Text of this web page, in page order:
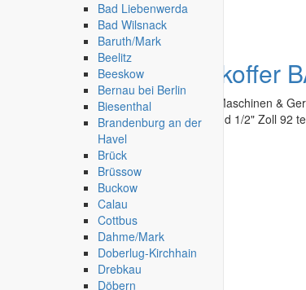
Bad Liebenwerda
Bad Wilsnack
Baruth/Mark
Beelitz
Beeskow
Bernau bei Berlin
Biesenthal
Brandenburg an der
Havel
Brück
Brüssow
Buckow
Calau
Cottbus
Dahme/Mark
Doberlug-Kirchhain
Drebkau
Döbern
20.07.2023
AngebotWerkzeugkoffer
Second Hand - Flohmarkt»
Werkzeug, Maschinen &
Verkaufe BAHCO Werkzeugkoffer 1/4" und 1/2" Zoll 92
20.07.2023